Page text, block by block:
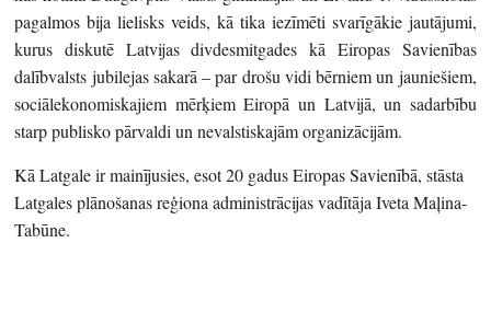
pagalmos bija lielisks veids, kā tika iezīmēti svarīgākie jautājumi,
kurus diskutē Latvijas divdesmitgades kā Eiropas Savienības
dalībvalsts jubilejas sakarā – par drošu vidi bērniem un jauniešiem,
sociālekonomiskajiem mērķiem Eiropā un Latvijā, un sadarbību
starp publisko pārvaldi un nevalstiskajām organizācijām.
Kā Latgale ir mainījusies, esot 20 gadus Eiropas Savienībā, stāsta
Latgales plānošanas reģiona administrācijas vadītāja Iveta Maļina-
Tabūne.